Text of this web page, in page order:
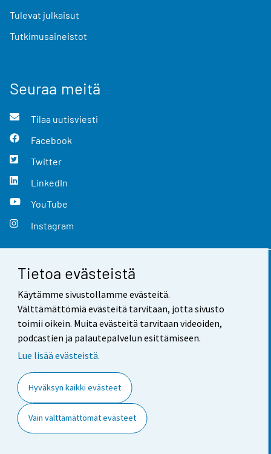
Tietoa evästeistä
Käytämme sivustollamme evästeitä.
Välttämättömiä evästeitä tarvitaan, jotta sivusto
toimii oikein. Muita evästeitä tarvitaan videoiden,
podcastien ja palautepalvelun esittämiseen.
Lue lisää evästeistä.
Hyväksyn kaikki evästeet
Vain välttämättömät evästeet
Tulevat julkaisut
Tutkimusaineistot
Seuraa meitä
Tilaa uutisviesti
Facebook
Twitter
LinkedIn
YouTube
Instagram
Yhteystiedot
Palaute
Käyttöehdot
Saavutettavuus
Tietoa sivustosta
Evästeasetukset